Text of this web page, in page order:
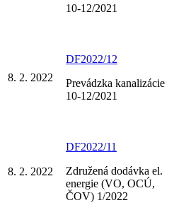
10-12/2021
8. 2. 2022
DF2022/12
Prevádzka kanalizácie
10-12/2021
8. 2. 2022
DF2022/11
Združená dodávka el.
energie (VO, OCÚ,
ČOV) 1/2022